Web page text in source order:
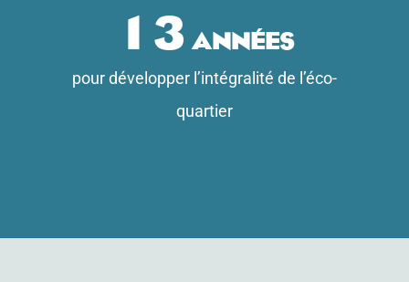
13 années
pour développer l’intégralité de l’éco-
quartier